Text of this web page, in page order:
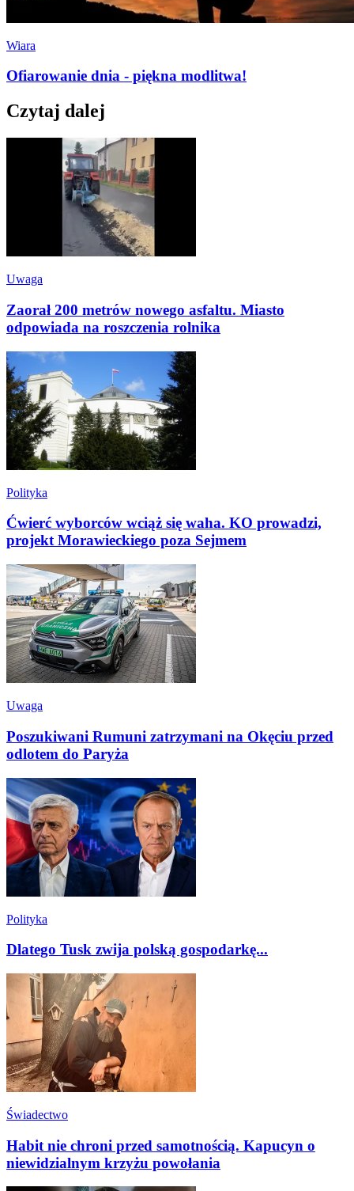
Wiara
Ofiarowanie dnia - piękna modlitwa!
Czytaj dalej
Uwaga
Zaorał 200 metrów nowego asfaltu. Miasto
odpowiada na roszczenia rolnika
Polityka
Ćwierć wyborców wciąż się waha. KO prowadzi,
projekt Morawieckiego poza Sejmem
Uwaga
Poszukiwani Rumuni zatrzymani na Okęciu przed
odlotem do Paryża
Polityka
Dlatego Tusk zwija polską gospodarkę...
Świadectwo
Habit nie chroni przed samotnością. Kapucyn o
niewidzialnym krzyżu powołania